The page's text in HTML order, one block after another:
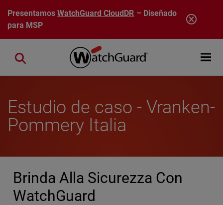
Pasar al contenido principal
PresentamosWatchGuard CloudDR – Diseñado
para MSP
Open
Close search
Estudio de caso - Vranken-
Pommery Italia
Brinda Alla Sicurezza Con
WatchGuard